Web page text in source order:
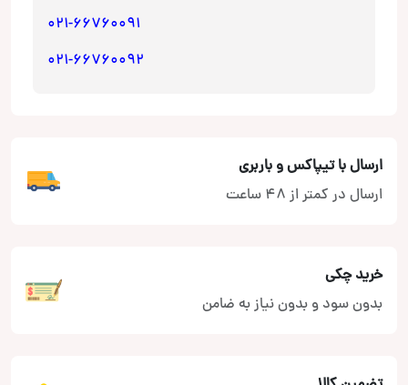
021-66760091
021-66760092
ارسال با تیپاکس و باربری
ارسال در کمتر از 48 ساعت
خرید چکی
بدون سود و بدون نیاز به ضامن